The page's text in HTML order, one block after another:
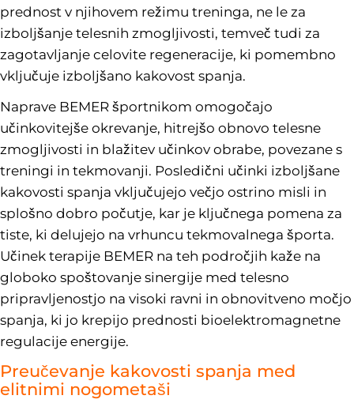
prednost v njihovem režimu treninga, ne le za
izboljšanje telesnih zmogljivosti, temveč tudi za
zagotavljanje celovite regeneracije, ki pomembno
vključuje izboljšano kakovost spanja.
Naprave BEMER športnikom omogočajo
učinkovitejše okrevanje, hitrejšo obnovo telesne
zmogljivosti in blažitev učinkov obrabe, povezane s
treningi in tekmovanji. Posledični učinki izboljšane
kakovosti spanja vključujejo večjo ostrino misli in
splošno dobro počutje, kar je ključnega pomena za
tiste, ki delujejo na vrhuncu tekmovalnega športa.
Učinek terapije BEMER na teh področjih kaže na
globoko spoštovanje sinergije med telesno
pripravljenostjo na visoki ravni in obnovitveno močjo
spanja, ki jo krepijo prednosti bioelektromagnetne
regulacije energije.
Preučevanje kakovosti spanja med
elitnimi nogometaši